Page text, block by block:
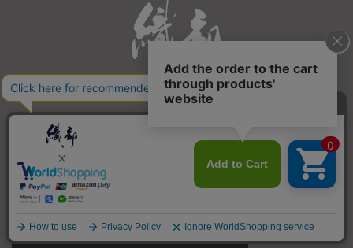
商品を探す SEARCH
ONLINE STORE
COPYRIGHT © ORIBE ALL RIGHTS RESERVED.